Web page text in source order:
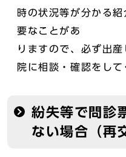
時の状況等が分かる
要なことがあ
りますので、必ず出
院に相談・確認をして
紛失等で問診
ない場合（再